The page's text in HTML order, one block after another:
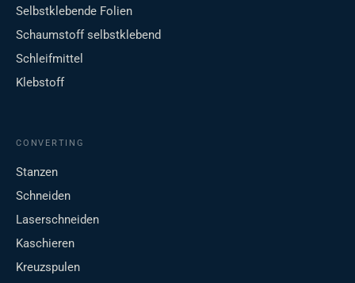
Selbstklebende Folien
Schaumstoff selbstklebend
Schleifmittel
Klebstoff
CONVERTING
Stanzen
Schneiden
Laserschneiden
Kaschieren
Kreuzspulen